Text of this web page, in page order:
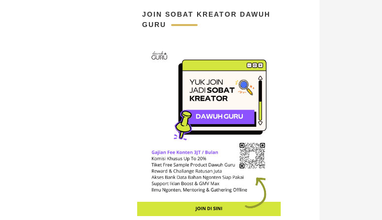
JOIN SOBAT KREATOR DAWUH
GURU